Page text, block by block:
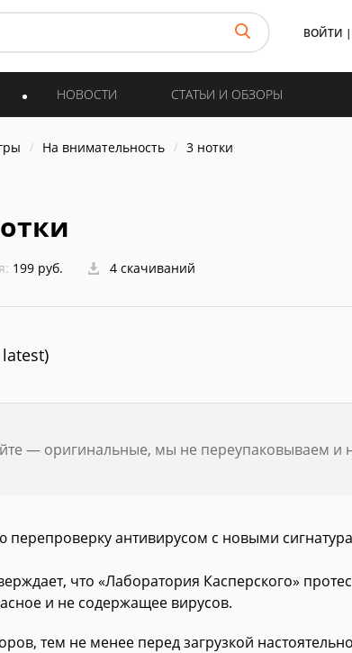
ВОЙТИ |
НОВОСТИ СТАТЬИ И ОБЗОРЫ
На внимательность 3 нотки
199 руб. 4 скачиваний
— оригинальные, мы не переупаковываем и
перепроверку антивирусом с новыми
что «Лаборатория Касперского»
и не содержащее вирусов.
тем не менее перед загрузкой